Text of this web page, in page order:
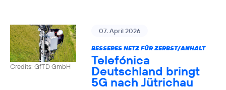
Credits: GfTD GmbH
07. April 2026
BESSERES NETZ FÜR ZERBST/ANHALT
Telefónica
Deutschland bringt
5G nach Jütrichau